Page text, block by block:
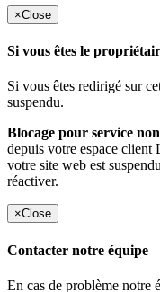
×Close
Si vous êtes le
Si vous êtes redirigé sur
suspendu.
Blocage pour service
depuis votre espace client
votre site web est
réactiver.
×Close
Contacter notre équipe
En cas de problème notre